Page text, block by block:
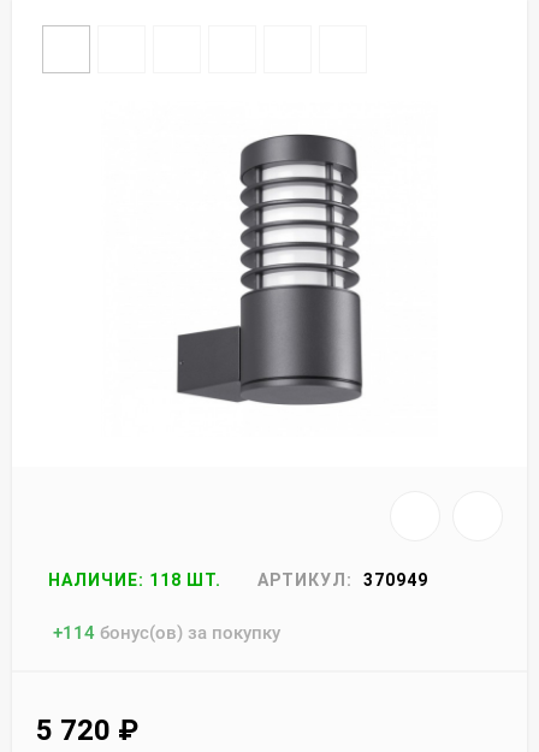
НАЛИЧИЕ: 118 ШТ. АРТИКУЛ: 370949
+114 бонус(ов) за покупку
5 720 ₽